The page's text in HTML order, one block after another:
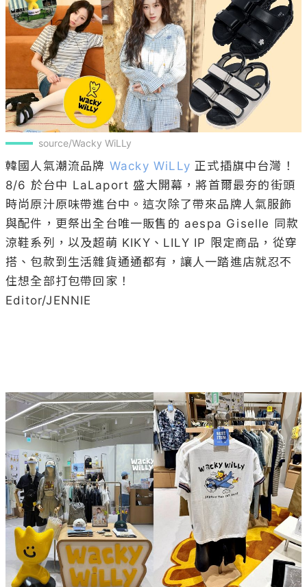
source/Wacky WiLLy
韓國人氣潮流品牌 Wacky WiLLy 正式插旗中台灣！
8/6 於台中 LaLaport 盛大開幕，將首爾最夯的街頭
時尚原汁原味帶進台中。這次除了帶來品牌人氣服飾
與配件，更祭出全台唯一販售的 aespa Giselle 同款
涼鞋系列，以及超萌 KIKY、LILY IP 限定商品，從穿
搭、包款到生活雜貨通通都有，讓人一踏進店就忍不
住想全部打包帶回家！
Editor/JENNIE